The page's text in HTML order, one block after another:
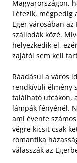
Magyarországon,
Létezik, mégpedig
Eger városában
szállodák közé.
helyezkedik el,
zajától sem kell
Ráadásul a város
rendkívüli élmény
található utcákon,
lámpák fényénél.
ami évente
végre kicsit csak
romantika
válasszák az